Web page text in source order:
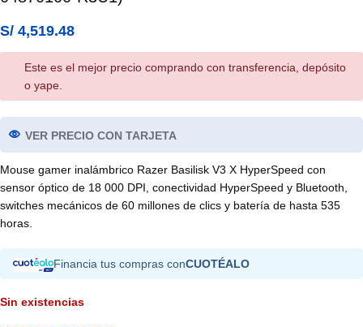
S/ 4,519.48
Este es el mejor precio comprando con transferencia, depósito
o yape.
VER PRECIO CON TARJETA
Mouse gamer inalámbrico Razer Basilisk V3 X HyperSpeed con
sensor óptico de 18 000 DPI, conectividad HyperSpeed y Bluetooth,
switches mecánicos de 60 millones de clics y batería de hasta 535
horas.
Financia tus compras conCUOTÉALO
Sin existencias